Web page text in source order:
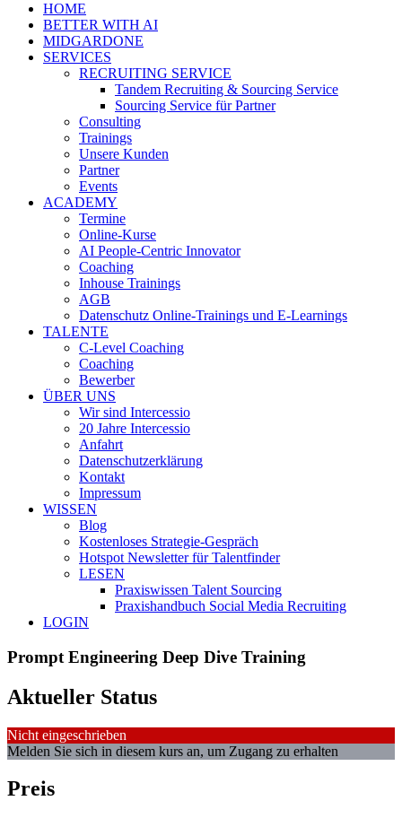
HOME
BETTER WITH AI
MIDGARDONE
SERVICES
RECRUITING SERVICE
Tandem Recruiting & Sourcing Service
Sourcing Service für Partner
Consulting
Trainings
Unsere Kunden
Partner
Events
ACADEMY
Termine
Online-Kurse
AI People-Centric Innovator
Coaching
Inhouse Trainings
AGB
Datenschutz Online-Trainings und E-Learnings
TALENTE
C-Level Coaching
Coaching
Bewerber
ÜBER UNS
Wir sind Intercessio
20 Jahre Intercessio
Anfahrt
Datenschutzerklärung
Kontakt
Impressum
WISSEN
Blog
Kostenloses Strategie-Gespräch
Hotspot Newsletter für Talentfinder
LESEN
Praxiswissen Talent Sourcing
Praxishandbuch Social Media Recruiting
LOGIN
Prompt Engineering Deep Dive Training
Aktueller Status
Nicht eingeschrieben
Melden Sie sich in diesem kurs an, um Zugang zu erhalten
Preis